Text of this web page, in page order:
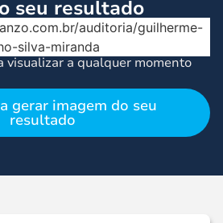
seu resultado
auditoria/guilherme-
silva-miranda
visualizar a qualquer momento
gerar imagem do seu
resultado